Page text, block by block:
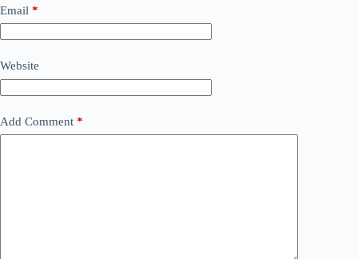
Email *
Website
Add Comment *